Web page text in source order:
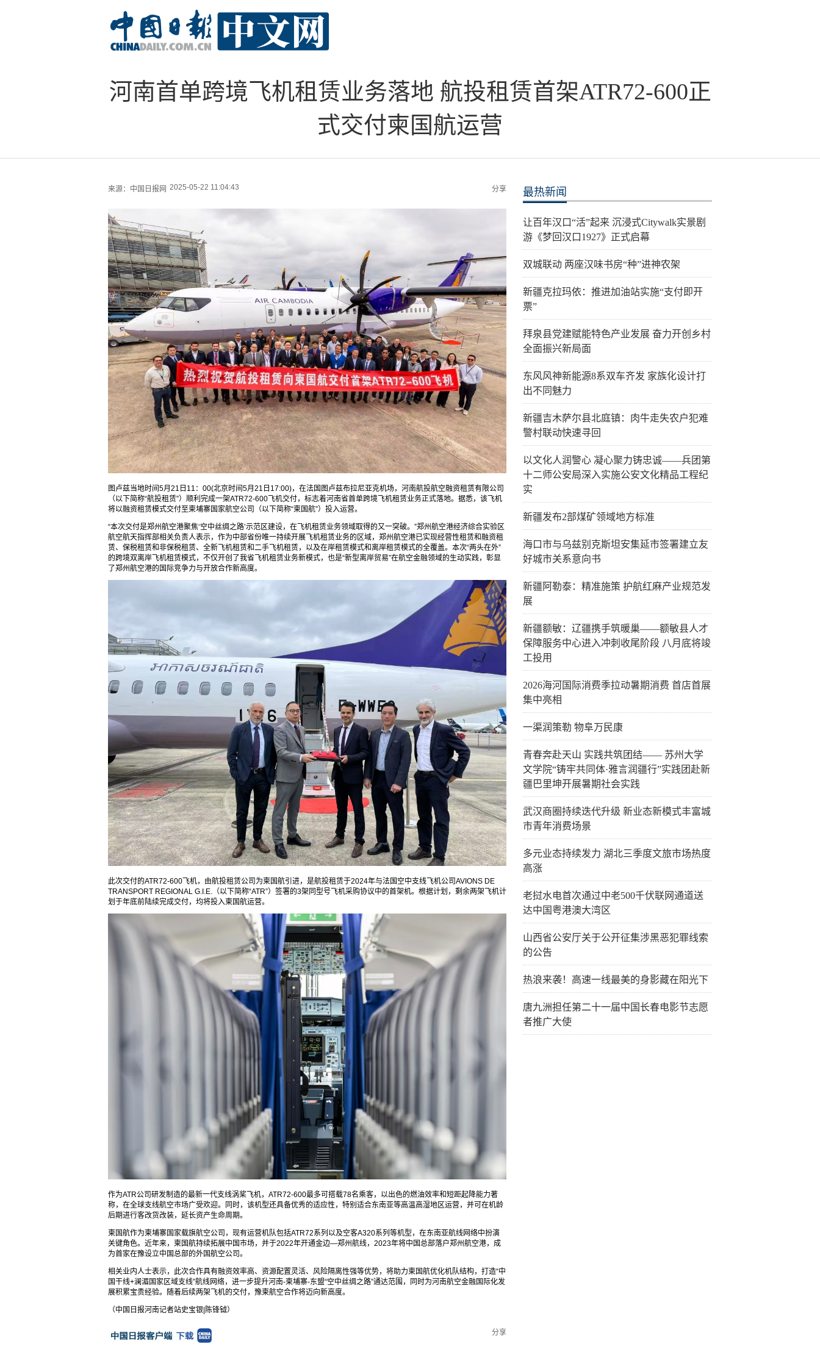
河南首单跨境飞机租赁业务落地 航投租赁首架ATR72-600正
式交付柬国航运营
来源： 中国日报网 2025-05-22 11:04:43 分享
图卢兹当地时间5月21日11：00(北京时间5月21日17:00)，在法国图卢兹布拉尼亚克机场，河南航投航空融资租赁有限公司
（以下简称“航投租赁”）顺利完成一架ATR72-600飞机交付，标志着河南省首单跨境飞机租赁业务正式落地。据悉，该飞机
将以融资租赁模式交付至柬埔寨国家航空公司（以下简称“柬国航”）投入运营。
“本次交付是郑州航空港聚焦‘空中丝绸之路’示范区建设，在飞机租赁业务领域取得的又一突破。”郑州航空港经济综合实验区
航空航天指挥部相关负责人表示，作为中部省份唯一持续开展飞机租赁业务的区域，郑州航空港已实现经营性租赁和融资租
赁、保税租赁和非保税租赁、全新飞机租赁和二手飞机租赁，以及在岸租赁模式和离岸租赁模式的全覆盖。本次“两头在外”
的跨境双离岸飞机租赁模式，不仅开创了我省飞机租赁业务新模式，也是“新型离岸贸易”在航空金融领域的生动实践，彰显
了郑州航空港的国际竞争力与开放合作新高度。
此次交付的ATR72-600飞机，由航投租赁公司为柬国航引进，是航投租赁于2024年与法国空中支线飞机公司AVIONS DE
TRANSPORT REGIONAL G.I.E.（以下简称“ATR”）签署的3架同型号飞机采购协议中的首架机。根据计划，剩余两架飞机计
划于年底前陆续完成交付，均将投入柬国航运营。
作为ATR公司研发制造的最新一代支线涡桨飞机，ATR72-600最多可搭载78名乘客，以出色的燃油效率和短距起降能力著
称，在全球支线航空市场广受欢迎。同时，该机型还具备优秀的适应性，特别适合东南亚等高温高湿地区运营，并可在机龄
后期进行客改货改装，延长资产生命周期。
柬国航作为柬埔寨国家载旗航空公司，现有运营机队包括ATR72系列以及空客A320系列等机型，在东南亚航线网络中扮演
关键角色。近年来，柬国航持续拓展中国市场，并于2022年开通金边—郑州航线，2023年将中国总部落户郑州航空港，成
为首家在豫设立中国总部的外国航空公司。
相关业内人士表示，此次合作具有融资效率高、资源配置灵活、风险隔离性强等优势，将助力柬国航优化机队结构，打造“中
国干线+澜湄国家区域支线”航线网络，进一步提升河南-柬埔寨-东盟“空中丝绸之路”通达范围，同时为河南航空金融国际化发
展积累宝贵经验。随着后续两架飞机的交付，豫柬航空合作将迈向新高度。
（中国日报河南记者站史宝银|陈锋钺）
分享
最热新闻
让百年汉口“活”起来 沉浸式Citywalk实景剧
游《梦回汉口1927》正式启幕
双城联动 两座汉味书房“种”进神农架
新疆克拉玛依：推进加油站实施“支付即开
票”
拜泉县党建赋能特色产业发展 奋力开创乡村
全面振兴新局面
东风风神新能源8系双车齐发 家族化设计打
出不同魅力
新疆吉木萨尔县北庭镇：肉牛走失农户犯难
警村联动快速寻回
以文化人润警心 凝心聚力铸忠诚——兵团第
十二师公安局深入实施公安文化精品工程纪
实
新疆发布2部煤矿领域地方标准
海口市与乌兹别克斯坦安集延市签署建立友
好城市关系意向书
新疆阿勒泰：精准施策 护航红麻产业规范发
展
新疆额敏：辽疆携手筑暖巢——额敏县人才
保障服务中心进入冲刺收尾阶段 八月底将竣
工投用
2026海河国际消费季拉动暑期消费 首店首展
集中亮相
一渠润策勒 物阜万民康
青春奔赴天山 实践共筑团结—— 苏州大学
文学院“铸牢共同体·雅言润疆行”实践团赴新
疆巴里坤开展暑期社会实践
武汉商圈持续迭代升级 新业态新模式丰富城
市青年消费场景
多元业态持续发力 湖北三季度文旅市场热度
高涨
老挝水电首次通过中老500千伏联网通道送
达中国粤港澳大湾区
山西省公安厅关于公开征集涉黑恶犯罪线索
的公告
热浪来袭！高速一线最美的身影藏在阳光下
唐九洲担任第二十一届中国长春电影节志愿
者推广大使